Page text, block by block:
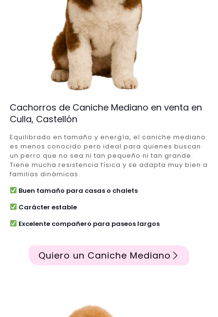
Cachorros de Caniche Mediano en venta en
Culla, Castellón
Equilibrado en tamaño y energía, el caniche mediano
es menos conocido pero ideal para quienes buscan
un perro que no sea ni tan pequeño ni tan grande.
Tiene mucha resistencia física y se adapta muy bien a
familias dinámicas.
Buen tamaño para casas o chalets
Carácter estable
Excelente compañero para paseos largos
Quiero un Caniche Mediano